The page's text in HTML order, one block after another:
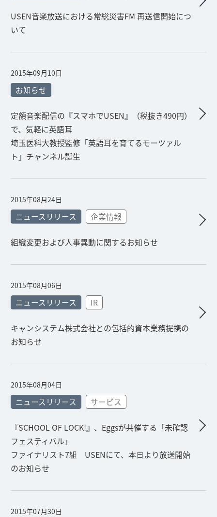
USEN音楽放送における常総災害FM 再送信開始につ
いて
2015年09月10日
お知らせ
定額音楽配信の『スマホでUSEN』（税抜き490円）
で、気軽に英語耳
埼玉医科大教授監修「英語耳を育てるモーツァル
ト」チャンネル誕生
2015年08月24日
ニュースリリース 企業情報
組織変更および人事異動に関するお知らせ
2015年08月06日
ニュースリリース IR
キャンシステム株式会社との包括的資本業務提携の
お知らせ
2015年08月04日
ニュースリリース サービス
『SCHOOL OF LOCK!』、Eggsが共催する「未確認
フェスティバル」
ファイナリスト7組 USENにて、本日より放送開始
のお知らせ
2015年07月30日